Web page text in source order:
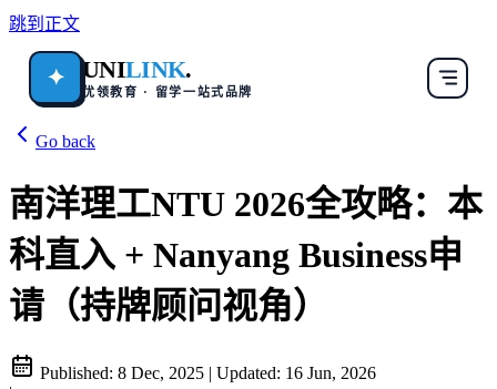
跳到正文
✦ UNILINK.
优领教育 · 留学一站式品牌
Go back
南洋理工NTU 2026全攻略：本
科直入 + Nanyang Business申
请（持牌顾问视角）
Published: 8 Dec, 2025 | Updated: 16 Jun, 2026